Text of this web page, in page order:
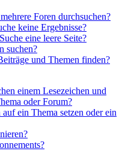
Foren durchsuchen?
keine Ergebnisse?
eine leere Seite?
suchen?
und Themen finden?
einem Lesezeichen und
oder Forum?
ein Thema setzen oder ein